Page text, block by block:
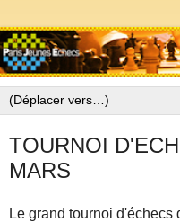
TOURNOI
MARS
Le grand tournoi d'échecs